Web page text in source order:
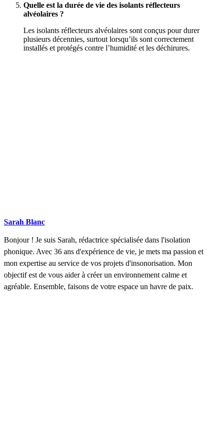
Quelle est la durée de vie des isolants réflecteurs
alvéolaires ?
Les isolants réflecteurs alvéolaires sont conçus pour durer
plusieurs décennies, surtout lorsqu’ils sont correctement
installés et protégés contre l’humidité et les déchirures.
Sarah Blanc
Bonjour ! Je suis Sarah, rédactrice spécialisée dans l'isolation
phonique. Avec 36 ans d'expérience de vie, je mets ma passion et
mon expertise au service de vos projets d'insonorisation. Mon
objectif est de vous aider à créer un environnement calme et
agréable. Ensemble, faisons de votre espace un havre de paix.